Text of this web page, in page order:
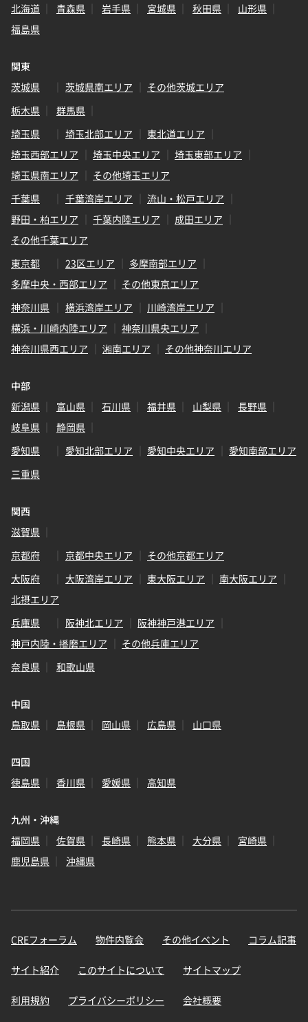
北海道
青森県 岩手県 宮城県 秋田県
山形県
福島県
関東
茨城県
茨城県南エリア
その他茨城エリア
栃木県
群馬県
埼玉県
埼玉北部エリア
東北道エリア
埼玉西部エリア
埼玉中央エリア
埼玉東部エリア
埼玉県南エリア
その他埼玉エリア
千葉県
千葉湾岸エリア
流山・松戸エリア
野田・柏エリア
千葉内陸エリア
成田エリア
その他千葉エリア
東京都
23区エリア
多摩南部エリア
多摩中央・西部エリア
その他東京エリア
神奈川県
横浜湾岸エリア
川崎湾岸エリア
横浜・川崎内陸エリア
神奈川県央エリア
神奈川県西エリア
湘南エリア その他神奈川エリア
中部
新潟県
富山県 石川県 福井県 山梨県
長野県
岐阜県
静岡県
愛知県
愛知北部エリア 愛知中央エリア
愛知南部エリア
三重県
関西
滋賀県
京都府
京都中央エリア
その他京都エリア
大阪府
大阪湾岸エリア 東大阪エリア
南大阪エリア
北摂エリア
兵庫県
阪神北エリア
阪神神戸港エリア
神戸内陸・播磨エリア
その他兵庫エリア
奈良県
和歌山県
中国
鳥取県
島根県 岡山県 広島県 山口県
四国
徳島県
香川県 愛媛県 高知県
九州・沖縄
福岡県
佐賀県 長崎県 熊本県 大分県
宮崎県
鹿児島県
沖縄県
CREフォーラム 物件内覧会 その他イベント コラム記事
サイト紹介 このサイトについて サイトマップ
利用規約 プライバシーポリシー 会社概要